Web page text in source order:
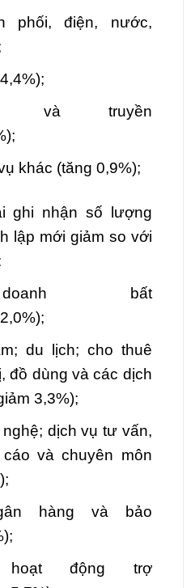
phối, điện, nước,
4,4%);
và truyền
khác (tăng0,9%);
ghi nhận số lượng
lập mới giảm so với
bất
2,0%);
du lịch; cho thuê
đồ dùng và các dịch
3,3%);
nghệ; dịch vụ tư vấn,
và chuyên môn
hàng và bảo
động trợ